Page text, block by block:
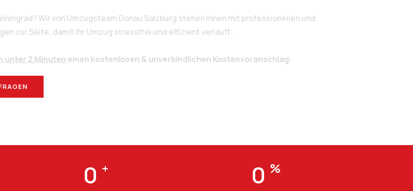
Wir von Umzugsteam Donau Salzburg stehen Ihnen mit professionellen und
zur Seite, damit Ihr Umzug stressfrei und effizient verläuft.
unter 2 Minuten einen kostenlosen & unverbindlichen Kostenvoranschlag:
0 + 0 %